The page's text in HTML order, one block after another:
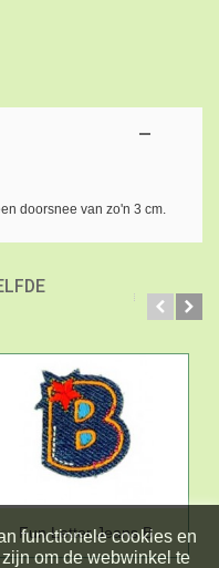
doorsnee van zo'n 3 cm.
Fun Letter Jeans B
functionele cookies en
om de webwinkel te